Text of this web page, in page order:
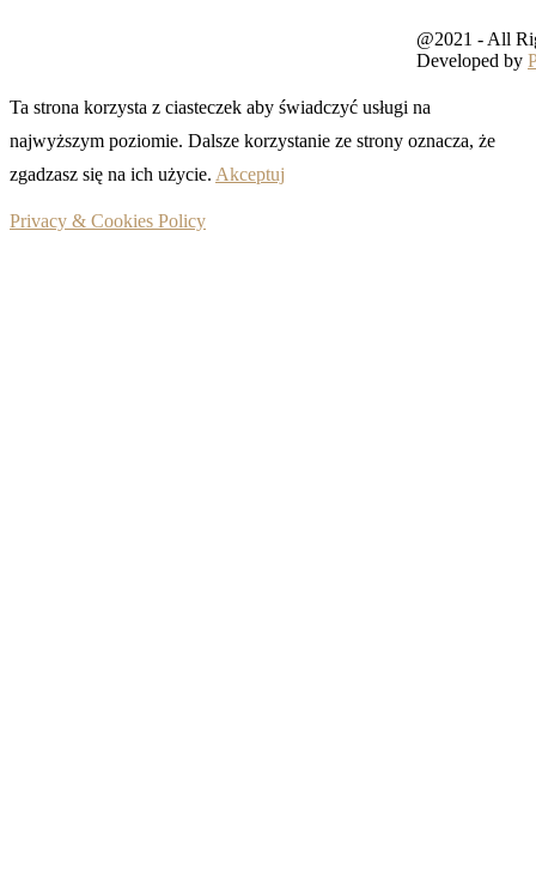
@2021 - All
Developed by
Ta strona korzysta z ciasteczek aby świadczyć usługi na
najwyższym poziomie. Dalsze korzystanie ze strony oznacza, że
zgadzasz się na ich użycie. Akceptuj
Privacy & Cookies Policy